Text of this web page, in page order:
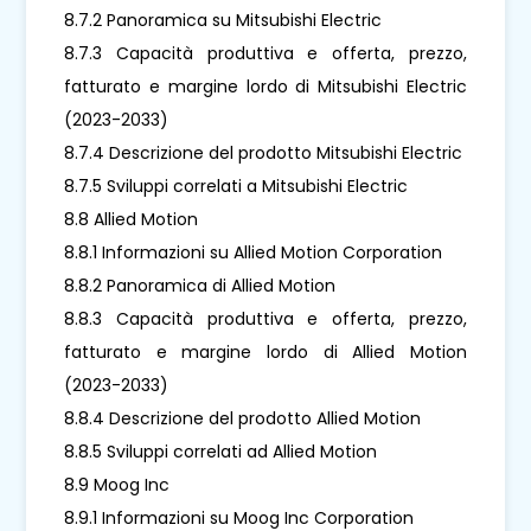
8.7.2 Panoramica su Mitsubishi Electric
8.7.3 Capacità produttiva e offerta, prezzo,
fatturato e margine lordo di Mitsubishi Electric
(2023-2033)
8.7.4 Descrizione del prodotto Mitsubishi Electric
8.7.5 Sviluppi correlati a Mitsubishi Electric
8.8 Allied Motion
8.8.1 Informazioni su Allied Motion Corporation
8.8.2 Panoramica di Allied Motion
8.8.3 Capacità produttiva e offerta, prezzo,
fatturato e margine lordo di Allied Motion
(2023-2033)
8.8.4 Descrizione del prodotto Allied Motion
8.8.5 Sviluppi correlati ad Allied Motion
8.9 Moog Inc
8.9.1 Informazioni su Moog Inc Corporation